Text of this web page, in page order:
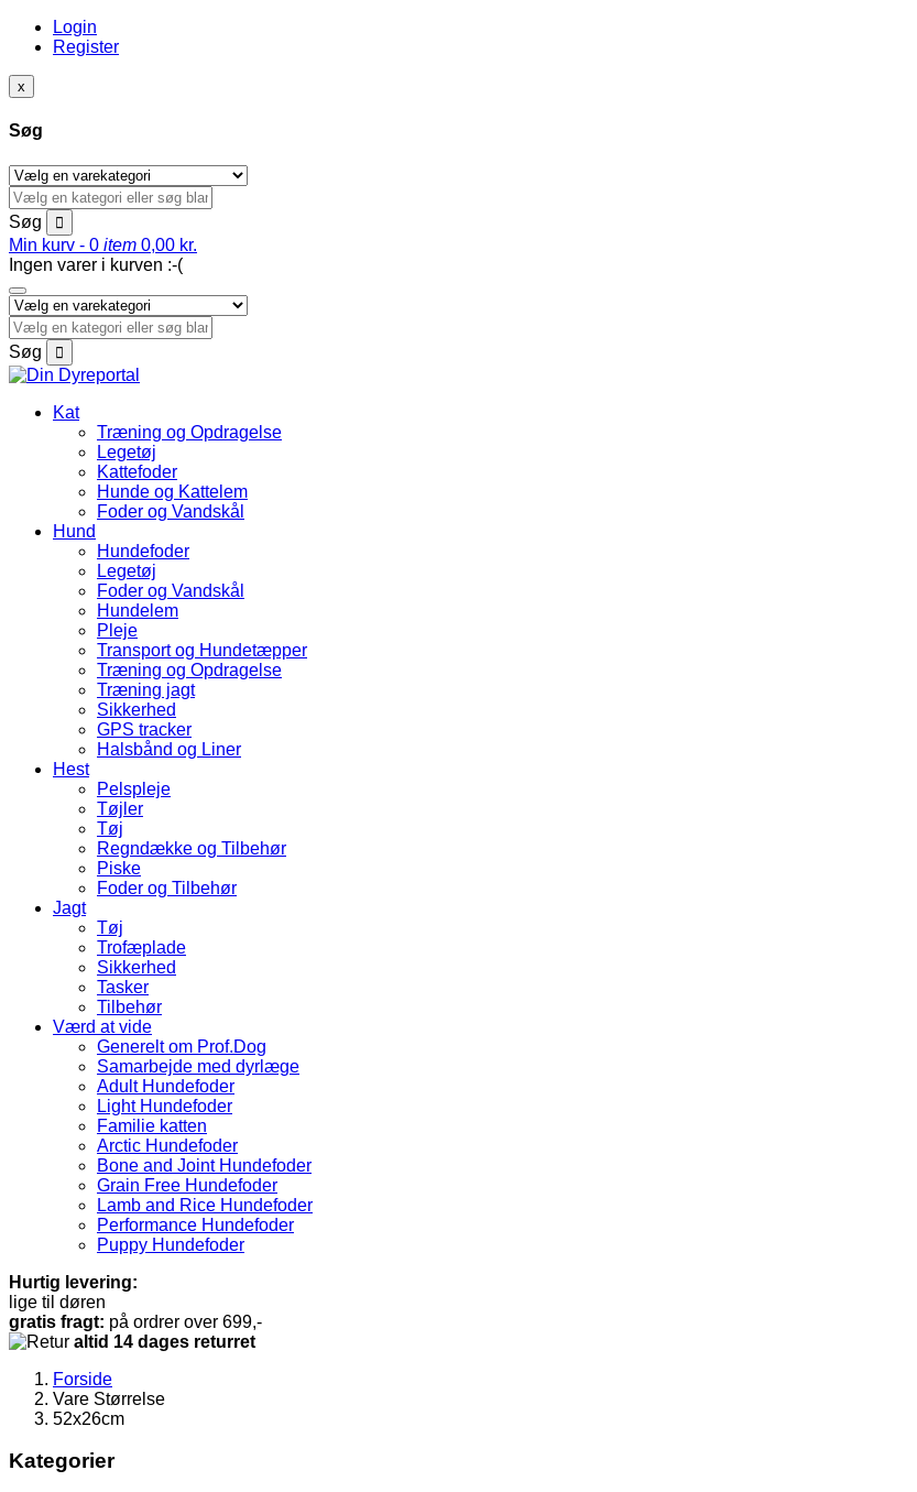
Login
Register
x
Søg
Søg
Min kurv - 0 item 0,00 kr.
Ingen varer i kurven :-(
Søg
Kat
Træning og Opdragelse
Legetøj
Kattefoder
Hunde og Kattelem
Foder og Vandskål
Hund
Hundefoder
Legetøj
Foder og Vandskål
Hundelem
Pleje
Transport og Hundetæpper
Træning og Opdragelse
Træning jagt
Sikkerhed
GPS tracker
Halsbånd og Liner
Hest
Pelspleje
Tøjler
Tøj
Regndække og Tilbehør
Piske
Foder og Tilbehør
Jagt
Tøj
Trofæplade
Sikkerhed
Tasker
Tilbehør
Værd at vide
Generelt om Prof.Dog
Samarbejde med dyrlæge
Adult Hundefoder
Light Hundefoder
Familie katten
Arctic Hundefoder
Bone and Joint Hundefoder
Grain Free Hundefoder
Lamb and Rice Hundefoder
Performance Hundefoder
Puppy Hundefoder
Hurtig levering:
lige til døren
gratis fragt: på ordrer over 699,-
altid 14 dages returret
Forside
Vare Størrelse
52x26cm
Kategorier